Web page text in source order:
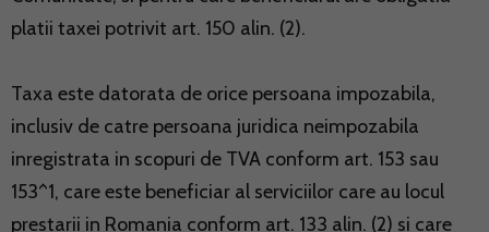
platii taxei potrivit art. 150 alin. (2).
Taxa este datorata de orice persoana impozabila,
inclusiv de catre persoana juridica neimpozabila
inregistrata in scopuri de TVA conform art. 153 sau
153^1, care este beneficiar al serviciilor care au locul
prestarii in Romania conform art. 133 alin. (2) si care